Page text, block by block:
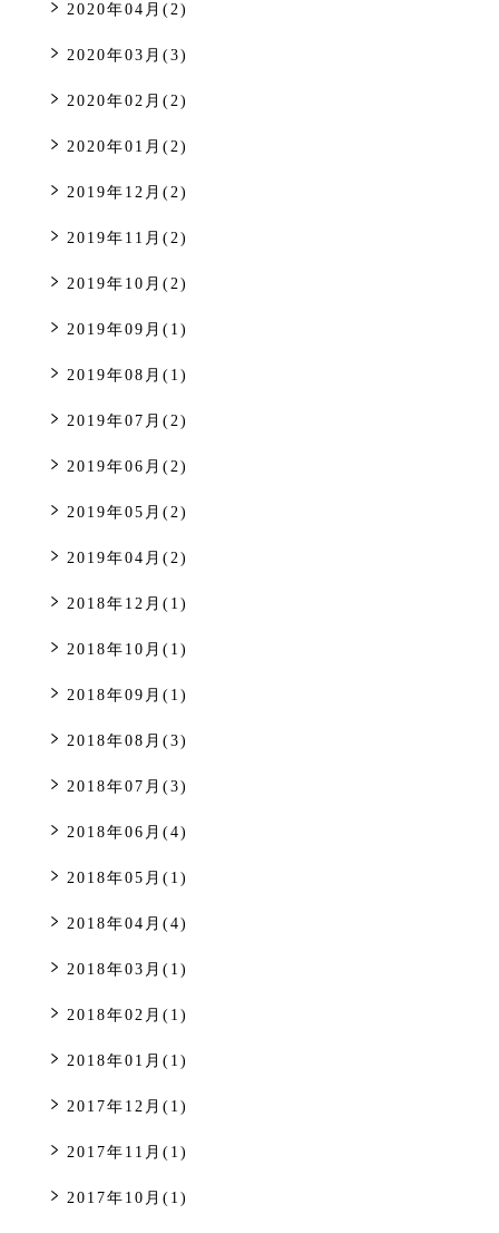
2020年04月(2)
2020年03月(3)
2020年02月(2)
2020年01月(2)
2019年12月(2)
2019年11月(2)
2019年10月(2)
2019年09月(1)
2019年08月(1)
2019年07月(2)
2019年06月(2)
2019年05月(2)
2019年04月(2)
2018年12月(1)
2018年10月(1)
2018年09月(1)
2018年08月(3)
2018年07月(3)
2018年06月(4)
2018年05月(1)
2018年04月(4)
2018年03月(1)
2018年02月(1)
2018年01月(1)
2017年12月(1)
2017年11月(1)
2017年10月(1)